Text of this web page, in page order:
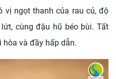
vị ngọt thanh của rau củ, độ
cùng đậu hũ béo bùi. Tất
và đầy hấp dẫn.